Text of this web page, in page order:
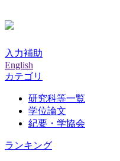
入力補助
English
カテゴリ
研究科等一覧
学位論文
紀要・学協会
ランキング